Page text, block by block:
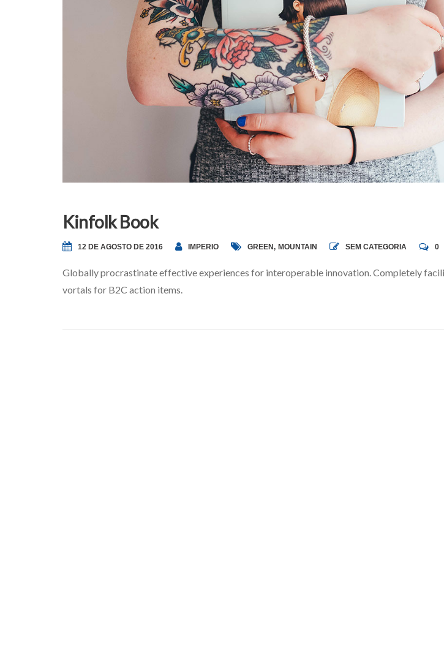
Kinfolk Book
12 DE AGOSTO DE 2016 IMPERIO GREEN, MOUNTAIN SEM CATEGORIA 0
Globally procrastinate effective experiences for interoperable innovation. Completely
vortals for B2C action items.